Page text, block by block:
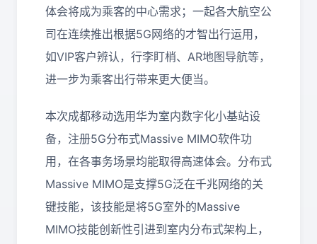
体会将成为乘客的中心需求；一起各大航空公
司在连续推出根据5G网络的才智出行运用，
如VIP客户辨认，行李盯梢、AR地图导航等，
进一步为乘客出行带来更大便当。
本次成都移动选用华为室内数字化小基站设
备，注册5G分布式Massive MIMO软件功
用，在各事务场景均能取得高速体会。分布式
Massive MIMO是支撑5G泛在千兆网络的关
键技能，该技能是将5G室外的Massive
MIMO技能创新性引进到室内分布式架构上，